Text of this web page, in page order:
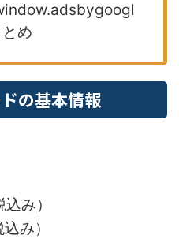
め
の基本情報
み）
み）